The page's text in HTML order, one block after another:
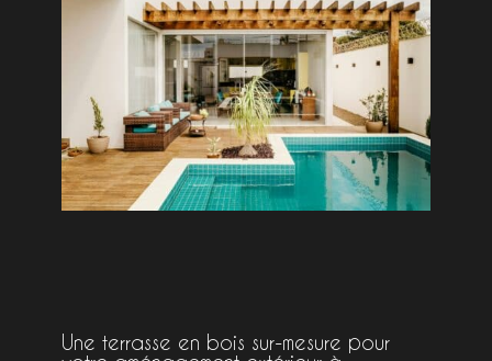
Une terrasse en bois sur-mesure pour